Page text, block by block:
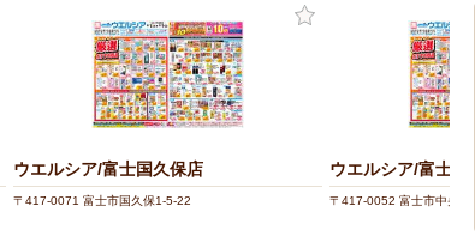
ウエルシア/富士国久保店
〒417-0071 富士市国久保1-5-22
ウエルシア/富士
〒417-0052 富士市中央町